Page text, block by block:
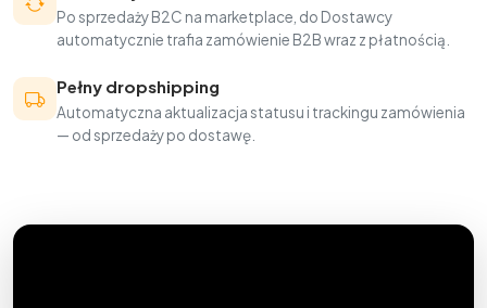
Po sprzedaży B2C na marketplace, do Dostawcy
automatycznie trafia zamówienie B2B wraz z płatnością.
Pełny dropshipping
Automatyczna aktualizacja statusu i trackingu zamówienia
— od sprzedaży po dostawę.